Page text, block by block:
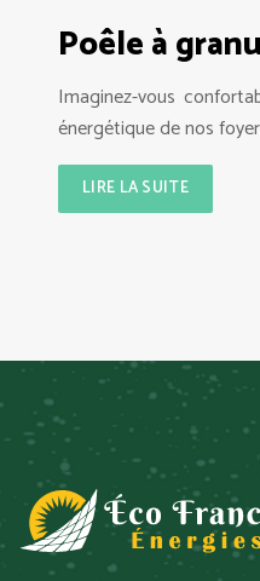
Poêle à
Imaginez-vous
énergétique de nos
LIRE LA SUITE